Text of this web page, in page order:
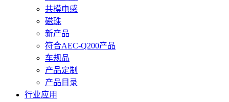
共模电感
磁珠
新产品
符合AEC-Q200产品
车规品
产品定制
产品目录
行业应用